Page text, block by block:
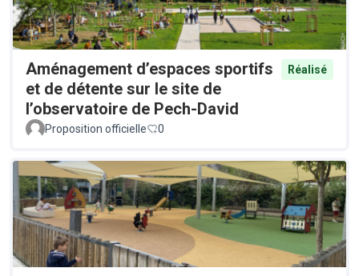
Aménagement d’espaces sportifs
et de détente sur le site de
l’observatoire de Pech-David
Réalisé
Proposition officielle 0